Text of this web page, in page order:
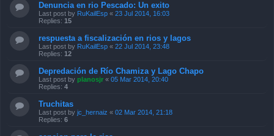
Denuncia en rio Pescado: Un exito
Last post by RuKailEsp « 23 Jul 2014, 16:03
Replies: 15
respuesta a fiscalización en rios y lagos
Last post by RuKailEsp « 22 Jul 2014, 23:48
Replies: 12
Depredación de Río Chamiza y Lago Chapo
Last post by planosjr « 05 Mar 2014, 20:40
Replies: 4
Truchitas
Last post by jc_hernaiz « 02 Mar 2014, 21:18
Replies: 6